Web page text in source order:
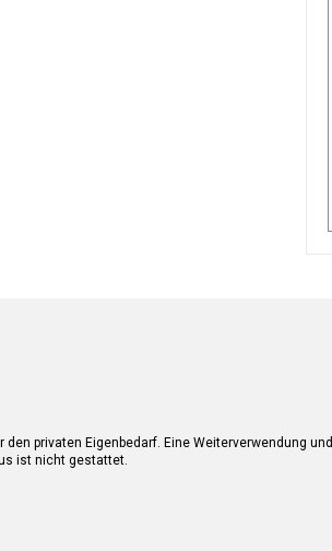
privaten Eigenbedarf. Eine Weiterverwendung und
ist nicht gestattet.